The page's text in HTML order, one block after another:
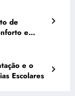
de
e
e o
Escolares